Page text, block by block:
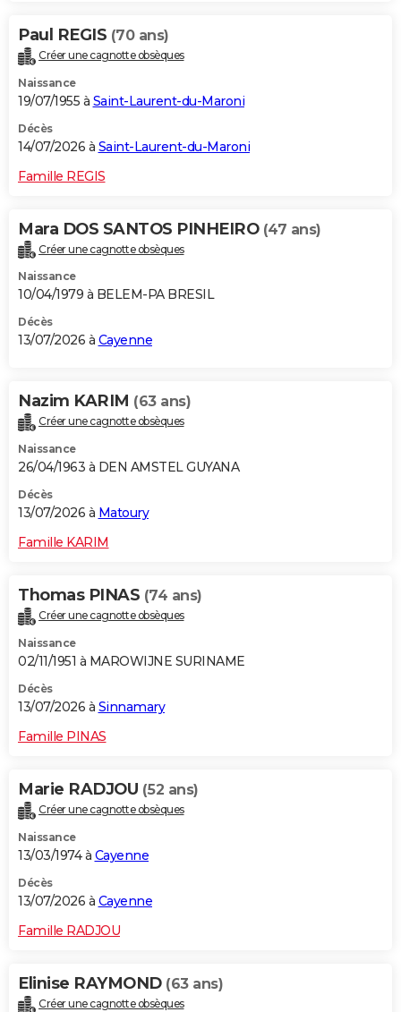
Paul REGIS (70 ans)
Créer une cagnotte obsèques
Naissance
19/07/1955 à Saint-Laurent-du-Maroni
Décès
14/07/2026 à Saint-Laurent-du-Maroni
Famille REGIS
Mara DOS SANTOS PINHEIRO (47 ans)
Créer une cagnotte obsèques
Naissance
10/04/1979 à BELEM-PA BRESIL
Décès
13/07/2026 à Cayenne
Nazim KARIM (63 ans)
Créer une cagnotte obsèques
Naissance
26/04/1963 à DEN AMSTEL GUYANA
Décès
13/07/2026 à Matoury
Famille KARIM
Thomas PINAS (74 ans)
Créer une cagnotte obsèques
Naissance
02/11/1951 à MAROWIJNE SURINAME
Décès
13/07/2026 à Sinnamary
Famille PINAS
Marie RADJOU (52 ans)
Créer une cagnotte obsèques
Naissance
13/03/1974 à Cayenne
Décès
13/07/2026 à Cayenne
Famille RADJOU
Elinise RAYMOND (63 ans)
Créer une cagnotte obsèques